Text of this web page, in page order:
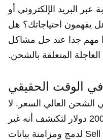
عبر البريد الإلكتروني أو
يفهمون احتياجاتك؟ هل
مهم جدا عند حل مشاكل
العاجلة المتعلقة بالشحن.
العالي السعر. لا
يمكنك تحمل بيع منتج بقيمة 2000 دولار لتكتشف أنه غير
متوفر. استخدم Sell The Trend لدمج ومزامنة بيانات